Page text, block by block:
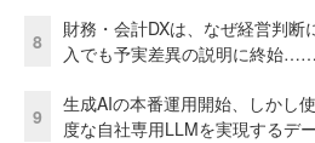
8
財務・会計DXは、なぜ経営判
入でも予実差異の説明に終始
9
生成AIの本番運用開始、しか
度な自社専用LLMを実現するデ